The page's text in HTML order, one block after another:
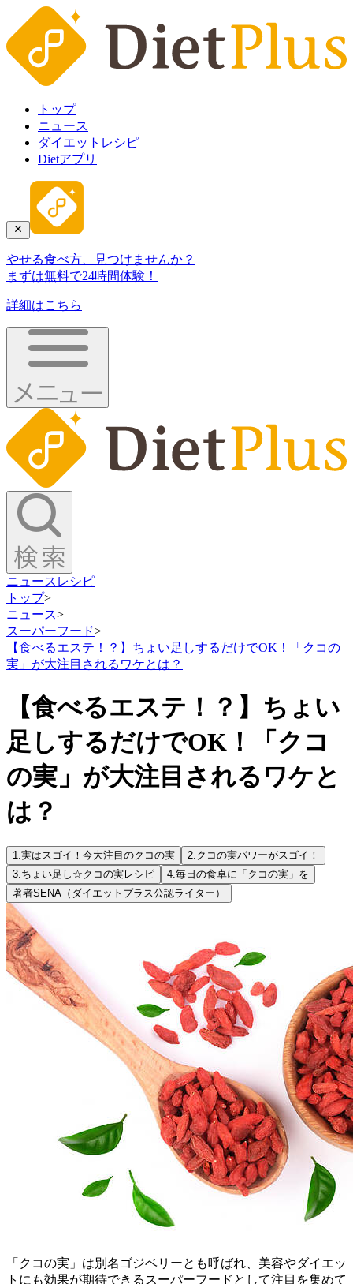
トップ
ニュース
ダイエットレシピ
Dietアプリ
やせる食べ方、見つけませんか？
まずは無料で24時間体験！
詳細はこちら
ニュース レシピ
トップ>
ニュース>
スーパーフード>
【食べるエステ！？】ちょい足しするだけでOK！「クコの
実」が大注目されるワケとは？
【食べるエステ！？】ちょい
足しするだけでOK！「クコ
の実」が大注目されるワケと
は？
1.実はスゴイ！今大注目のクコの実 2.クコの実パワーがスゴイ！
3.ちょい足し☆クコの実レシピ 4.毎日の食卓に「クコの実」を
著者SENA（ダイエットプラス公認ライター）
「クコの実」は別名ゴジベリーとも呼ばれ、美容やダイエッ
トにも効果が期待できるスーパーフードとして注目を集めて